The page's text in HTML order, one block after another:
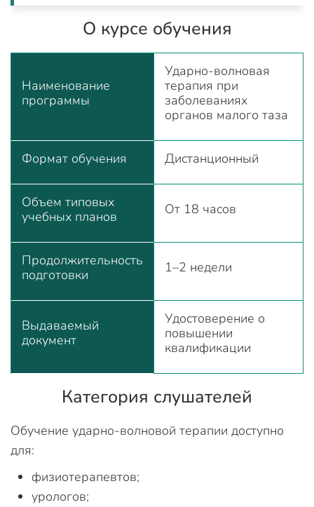
О курсе обучения
Наименование
программы
Ударно-волновая
терапия при
заболеваниях
органов малого таза
Формат обучения Дистанционный
Объем типовых
учебных планов
От 18 часов
Продолжительность
подготовки
1–2 недели
Выдаваемый
документ
Удостоверение о
повышении
квалификации
Категория слушателей
Обучение ударно-волновой терапии доступно
для:
физиотерапевтов;
урологов;